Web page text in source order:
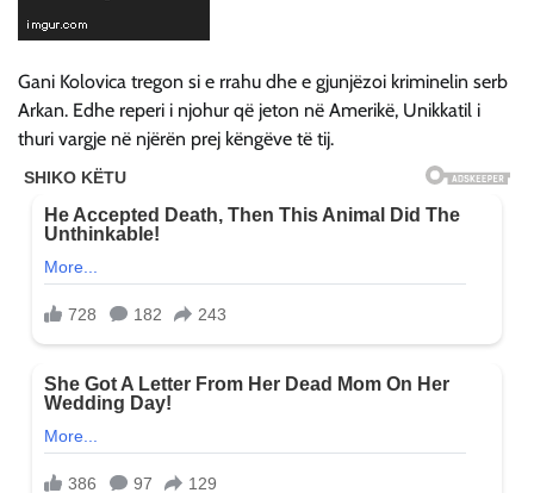
Gani Kolovica tregon si e rrahu dhe e gjunjëzoi kriminelin serb
Arkan. Edhe reperi i njohur që jeton në Amerikë, Unikkatil i
thuri vargje në njërën prej këngëve të tij.